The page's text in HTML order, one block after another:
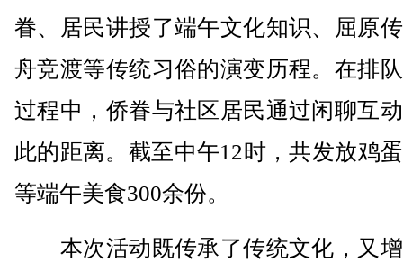
眷、居民讲授了端午文化知识、屈原
舟竞渡等传统习俗的演变历程。在排
过程中，侨眷与社区居民通过闲聊互
此的距离。截至中午12时，共发放鸡
等端午美食300余份。
本次活动既传承了传统文化，又